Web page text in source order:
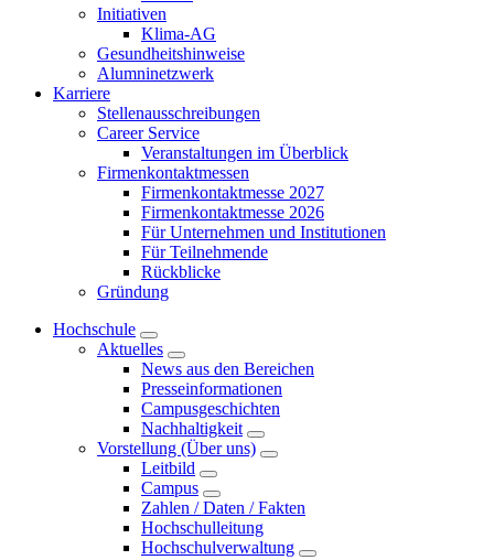
Initiativen
Klima-AG
Gesundheitshinweise
Alumninetzwerk
Karriere
Stellenausschreibungen
Career Service
Veranstaltungen im Überblick
Firmenkontaktmessen
Firmenkontaktmesse 2027
Firmenkontaktmesse 2026
Für Unternehmen und Institutionen
Für Teilnehmende
Rückblicke
Gründung
Hochschule
Aktuelles
News aus den Bereichen
Presseinformationen
Campusgeschichten
Nachhaltigkeit
Vorstellung (Über uns)
Leitbild
Campus
Zahlen / Daten / Fakten
Hochschulleitung
Hochschulverwaltung